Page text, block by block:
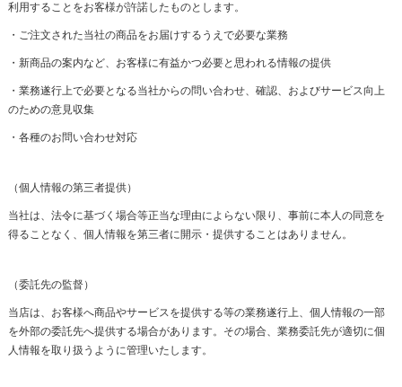
利用することをお客様が許諾したものとします。
・ご注文された当社の商品をお届けするうえで必要な業務
・新商品の案内など、お客様に有益かつ必要と思われる情報の提供
・業務遂行上で必要となる当社からの問い合わせ、確認、およびサービス向上
のための意見収集
・各種のお問い合わせ対応
（個人情報の第三者提供）
当社は、法令に基づく場合等正当な理由によらない限り、事前に本人の同意を
得ることなく、個人情報を第三者に開示・提供することはありません。
（委託先の監督）
当店は、お客様へ商品やサービスを提供する等の業務遂行上、個人情報の一部
を外部の委託先へ提供する場合があります。その場合、業務委託先が適切に個
人情報を取り扱うように管理いたします。